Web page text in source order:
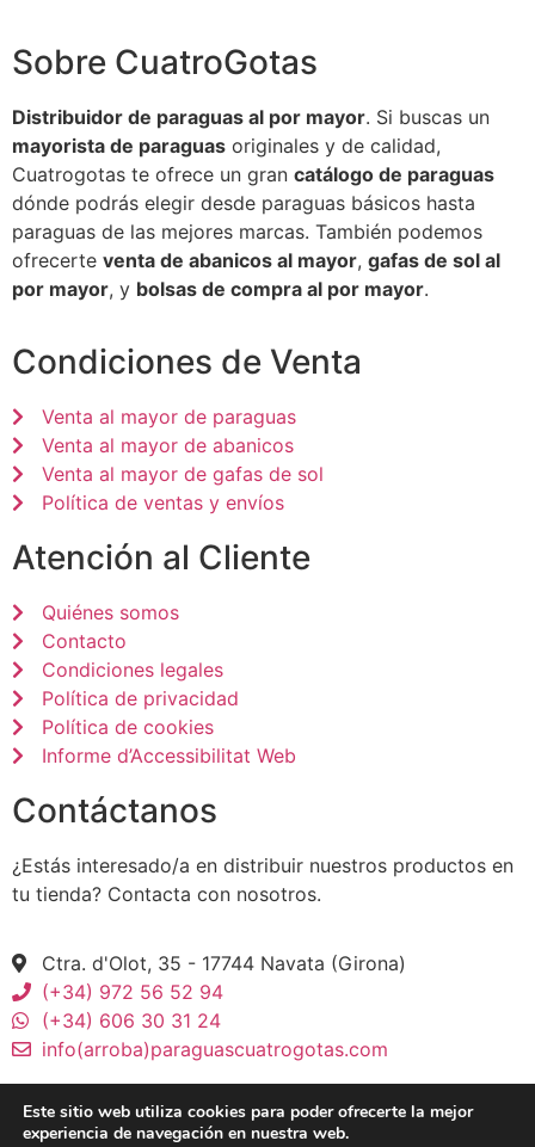
Sobre CuatroGotas
Distribuidor de paraguas al por mayor. Si buscas un
mayorista de paraguas originales y de calidad,
Cuatrogotas te ofrece un gran catálogo de paraguas
dónde podrás elegir desde paraguas básicos hasta
paraguas de las mejores marcas. También podemos
ofrecerte venta de abanicos al mayor, gafas de sol al
por mayor, y bolsas de compra al por mayor.
Condiciones de Venta
Venta al mayor de paraguas
Venta al mayor de abanicos
Venta al mayor de gafas de sol
Política de ventas y envíos
Atención al Cliente
Quiénes somos
Contacto
Condiciones legales
Política de privacidad
Política de cookies
Informe d’Accessibilitat Web
Contáctanos
¿Estás interesado/a en distribuir nuestros productos en
tu tienda? Contacta con nosotros.
Ctra. d'Olot, 35 - 17744 Navata (Girona)
(+34) 972 56 52 94
(+34) 606 30 31 24
info(arroba)paraguascuatrogotas.com
Este sitio web utiliza cookies para poder ofrecerte la mejor
experiencia de navegación en nuestra web.